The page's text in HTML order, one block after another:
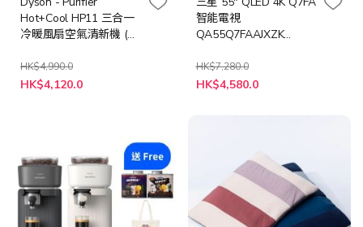
Hot+Cool HP11 三合一
冷暖風扇空氣清新機 (銀
HK$4,990.0
特
殊
HK$4,120.0
智能電視
QA55Q7FAAJXZK
13A連3位TYPE-C 充電
拖板(E6P4UC) (價值
HK$7,280.0
特
殊
HK$4,580.0